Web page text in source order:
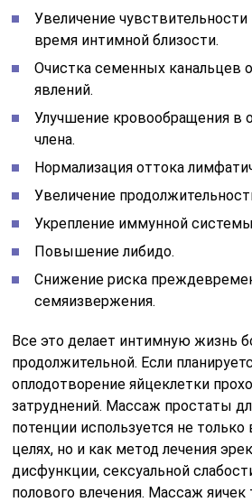
Увеличение
время интимной близости.
Очистка семенных канальцев
явлений.
Улучшение кровообращения в
члена.
Нормализация оттока
Увеличение
Укрепление иммунной
Повышение либидо.
Снижение риска
семяизвержения.
Все это делает интимную жизнь
продолжительной. Если
оплодотворение яйцеклетки
затруднений. Массаж простаты
потенции используется не
целях, но и как метод лечения
дисфункции, сексуальной
полового влечения. Массаж